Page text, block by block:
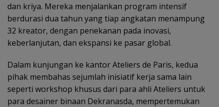
dan kriya. Mereka menjalankan program intensif
berdurasi dua tahun yang tiap angkatan menampung
32 kreator, dengan penekanan pada inovasi,
keberlanjutan, dan ekspansi ke pasar global.
Dalam kunjungan ke kantor Ateliers de Paris, kedua
pihak membahas sejumlah inisiatif kerja sama lain
seperti workshop khusus dari para ahli Ateliers untuk
para desainer binaan Dekranasda, mempertemukan